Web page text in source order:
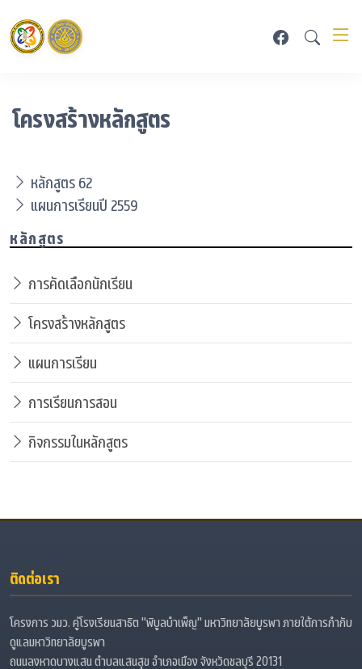
โครงสร้างหลักสูตร
หลักสูตร 62
แผนการเรียนปี 2559
หลักสูตร
การคัดเลือกนักเรียน
โครงสร้างหลักสูตร
แผนการเรียน
การเรียนการสอน
กิจกรรมในหลักสูตร
ติดต่อเรา
โครงการ วมว. คู่โรงเรียนสาธิต "พิบูลบำเพ็ญ" มหาวิทยาลัยบูรพา ภายใต้การกำกับ
ดูแลมหาวิทยาลัยบูรพา
ถนนลงหาดบางแสน ตำบลแสนสุข อำเภอเมือง จังหวัดชลบุรี 20131